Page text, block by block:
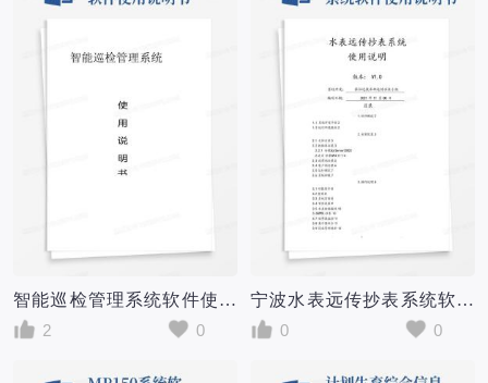
智能巡检管理系统软件使用说明书
2
0
宁波水表远传抄表系统软件使用说明书
0
0